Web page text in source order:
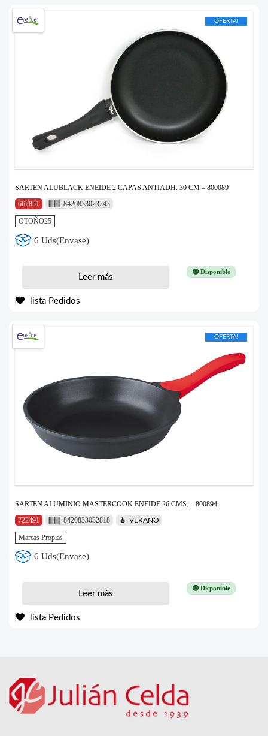
OFERTA!
SARTEN ALUBLACK ENEIDE 2 CAPAS ANTIADH. 30 CM – 800089
662851
8420833023243
OTOÑO25
6 Uds(Envase)
🟢 Disponible
Leer más
lista Pedidos
OFERTA!
SARTEN ALUMINIO MASTERCOOK ENEIDE 26 CMS. – 800894
722491
8420833032818 VERANO
Marcas Propias
6 Uds(Envase)
🟢 Disponible
Leer más
lista Pedidos